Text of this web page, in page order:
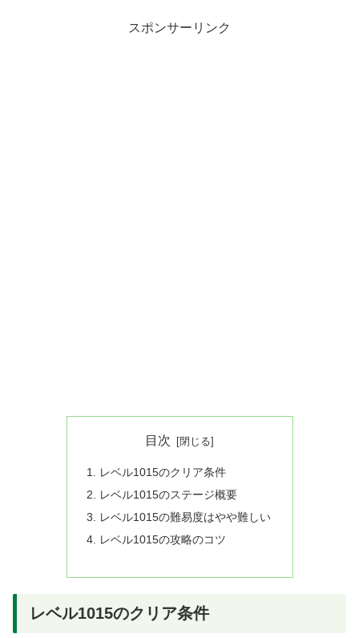
スポンサーリンク
目次
レベル1015のクリア条件
レベル1015のステージ概要
レベル1015の難易度はやや難しい
レベル1015の攻略のコツ
レベル1015のクリア条件